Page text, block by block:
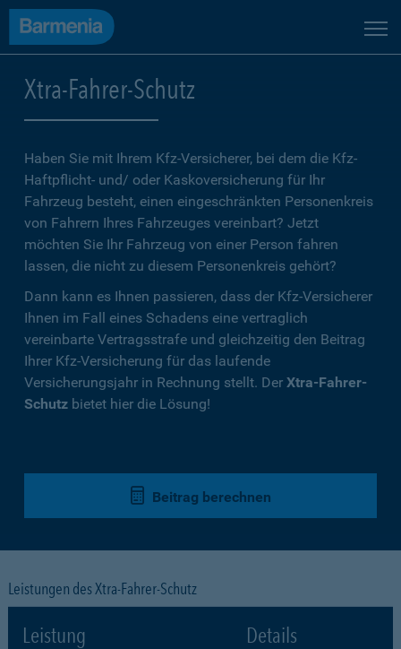
Xtra-Fahrer-Schutz
Haben Sie mit Ihrem Kfz-Versicherer, bei dem die Kfz-
Haftpflicht- und/ oder Kaskoversicherung für Ihr
Fahrzeug besteht, einen eingeschränkten Personenkreis
von Fahrern Ihres Fahrzeuges vereinbart? Jetzt
möchten Sie Ihr Fahrzeug von einer Person fahren
lassen, die nicht zu diesem Personenkreis gehört?
Dann kann es Ihnen passieren, dass der Kfz-Versicherer
Ihnen im Fall eines Schadens eine vertraglich
vereinbarte Vertragsstrafe und gleichzeitig den Beitrag
Ihrer Kfz-Versicherung für das laufende
Versicherungsjahr in Rechnung stellt. Der Xtra-Fahrer-
Schutz bietet hier die Lösung!
Beitrag berechnen
Leistungen des Xtra-Fahrer-Schutz
Leistung Details